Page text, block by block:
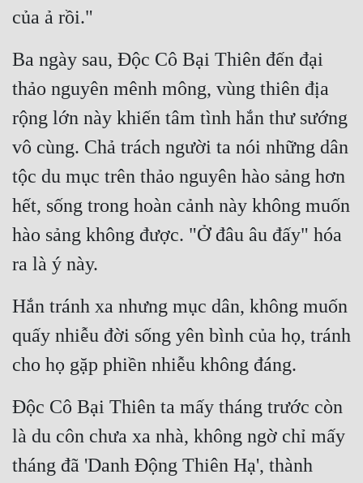
Dã Sử
Dị Giới
Dị Năng
Gia Đấu
Góc Nhìn Nam
Góc Nhìn Nữ
Huyền Huyễn
Huyền Nghi
Hài Hước
Hệ Thống
Học Đường
Khoa Huyễn
Khoa Huyễn Không Gian
Kinh Dị
của ả rồi."
Ba ngày sau, Độc Cô Bại Thiên đến đại
thảo nguyên mênh mông, vùng thiên địa
rộng lớn này khiến tâm tình hắn thư sướng
vô cùng. Chả trách người ta nói những dân
tộc du mục trên thảo nguyên hào sảng hơn
hết, sống trong hoàn cảnh này không muốn
hào sảng không được. "Ở đâu âu đấy" hóa
ra là ý này.
Hắn tránh xa nhưng mục dân, không muốn
quấy nhiễu đời sống yên bình của họ, tránh
cho họ gặp phiền nhiễu không đáng.
Độc Cô Bại Thiên ta mấy tháng trước còn
là du côn chưa xa nhà, không ngờ chỉ mấy
tháng đã 'Danh Động Thiên Hạ', thành